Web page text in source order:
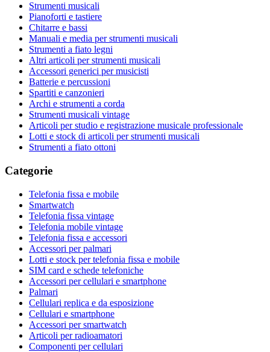
Strumenti musicali
Pianoforti e tastiere
Chitarre e bassi
Manuali e media per strumenti musicali
Strumenti a fiato legni
Altri articoli per strumenti musicali
Accessori generici per musicisti
Batterie e percussioni
Spartiti e canzonieri
Archi e strumenti a corda
Strumenti musicali vintage
Articoli per studio e registrazione musicale professionale
Lotti e stock di articoli per strumenti musicali
Strumenti a fiato ottoni
Categorie
Telefonia fissa e mobile
Smartwatch
Telefonia fissa vintage
Telefonia mobile vintage
Telefonia fissa e accessori
Accessori per palmari
Lotti e stock per telefonia fissa e mobile
SIM card e schede telefoniche
Accessori per cellulari e smartphone
Palmari
Cellulari replica e da esposizione
Cellulari e smartphone
Accessori per smartwatch
Articoli per radioamatori
Componenti per cellulari